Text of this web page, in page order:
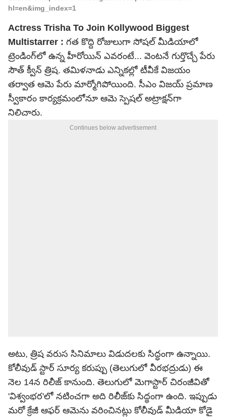
hl=en&img_index=1
Actress Trisha To Join Kollywood Biggest
Multistarrer : గత కొద్ది రోజులుగా సోషల్ మీడియాలో
ట్రెండింగ్‌లో ఉన్న హీరోయిన్ ఎవరంటే... వెంటనే గుర్తొచ్చే పేరు
సౌత్ క్వీన్ త్రిష. తమిళనాడు ఎన్నికల్లో టీవీకే విజయం
తర్వాత ఆమె పేరు మార్మోగిపోయింది. సీఎం విజయ్ ప్రమాణ
స్వీకారం కార్యక్రమంలోనూ ఆమె స్పెషల్ అట్రాక్షన్‌గా
నిలిచారు.
Continues below advertisement
అటు, త్రిష వరుస సినిమాలు విడుదలకు సిద్ధంగా ఉన్నాయి.
కోలీవుడ్ స్టార్ సూర్య కరుప్పు (తెలుగులో వీరభద్రుడు) ఈ
నెల 14న రిలీజ్ కానుంది. తెలుగులో మెగాస్టార్ చిరంజీవితో
'విశ్వంభర'లో నటించగా అది రిలీజ్‌కు సిద్ధంగా ఉంది. ఇప్పుడు
మరో క్రేజీ ఆఫర్ ఆమెను వరించినట్లు కోలీవుడ్ మీడియా కోడై